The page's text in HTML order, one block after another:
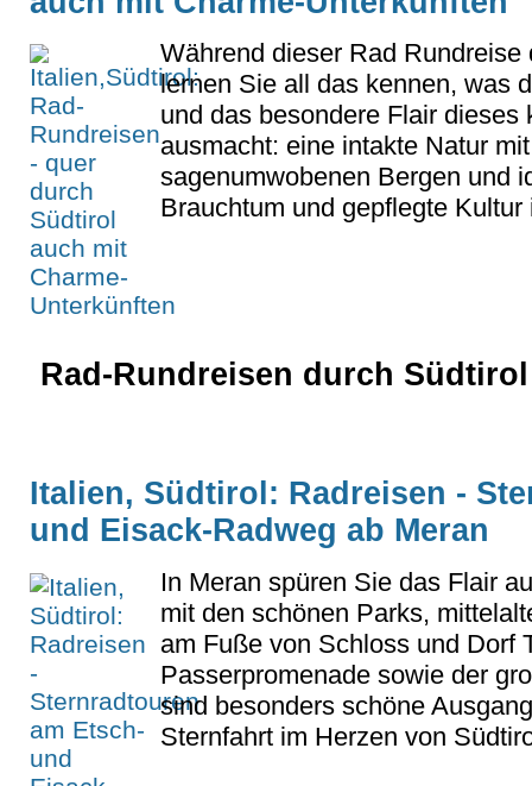
Während dieser Rad Rundreise
lernen Sie all das kennen, was
und das besondere Flair dieses
ausmacht: eine intakte Natur
sagenumwobenen Bergen und
Brauchtum und gepflegte
Rad-Rundreisen durch
Italien, Südtirol: Radreisen -
und Eisack-Radweg ab Meran
In Meran spüren Sie das Flair
mit den schönen Parks,
am Fuße von Schloss und Dorf
Passerpromenade sowie der
sind besonders schöne
Sternfahrt im Herzen von